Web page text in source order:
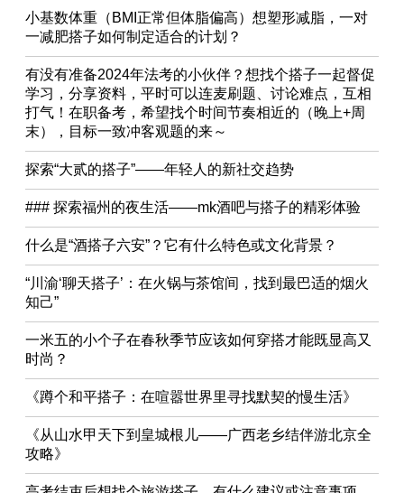
小基数体重（BMI正常但体脂偏高）想塑形减脂，一对
一减肥搭子如何制定适合的计划？
有没有准备2024年法考的小伙伴？想找个搭子一起督促
学习，分享资料，平时可以连麦刷题、讨论难点，互相
打气！在职备考，希望找个时间节奏相近的（晚上+周
末），目标一致冲客观题的来～
探索“大贰的搭子”——年轻人的新社交趋势
### 探索福州的夜生活——mk酒吧与搭子的精彩体验
什么是“酒搭子六安”？它有什么特色或文化背景？
“川渝‘聊天搭子’：在火锅与茶馆间，找到最巴适的烟火
知己”
一米五的小个子在春秋季节应该如何穿搭才能既显高又
时尚？
《蹲个和平搭子：在喧嚣世界里寻找默契的慢生活》
《从山水甲天下到皇城根儿——广西老乡结伴游北京全
攻略》